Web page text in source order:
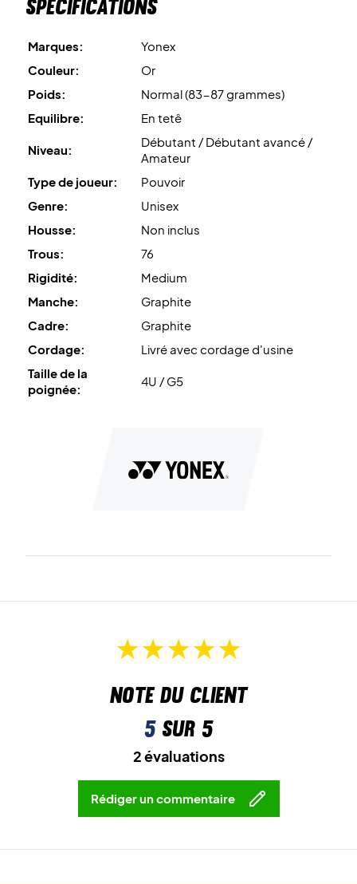
Spécifications
Marques:
Yonex
Couleur:
Or
Poids:
Normal (83-87 grammes)
Equilibre:
En tetê
Niveau:
Débutant / Débutant avancé /
Amateur
Type de joueur:
Pouvoir
Genre:
Unisex
Housse:
Non inclus
Trous:
76
Rigidité:
Medium
Manche:
Graphite
Cadre:
Graphite
Cordage:
Livré avec cordage d'usine
Taille de la
poignée:
4U / G5
Note du client
5sur 5
2 évaluations
Rédiger un commentaire